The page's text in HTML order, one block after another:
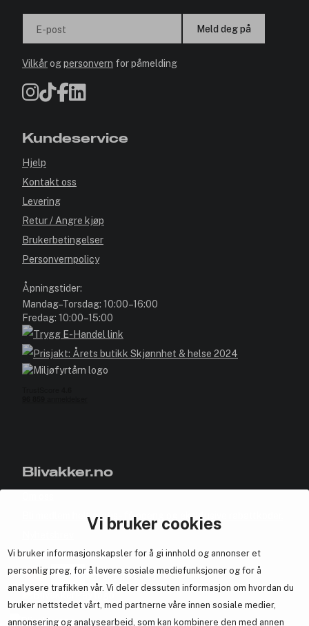
Vi bruker cookies
Vi bruker informasjonskapsler for å gi innhold og annonser et
personlig preg, for å levere sosiale mediefunksjoner og for å
analysere trafikken vår. Vi deler dessuten informasjon om hvordan du
bruker nettstedet vårt, med partnerne våre innen sosiale medier,
annonsering og analysearbeid, som kan kombinere den med annen
E-post Meld deg på
Vilkårogpersonvern for påmelding
Kundeservice
Hjelp
Kontakt oss
Levering
Retur / Angre kjøp
Brukerbetingelser
Personvernpolicy
Åpningstider:
Mandag–Torsdag: 10:00–16:00
Fredag: 10:00–15:00
Blivakker.no
Bli medlem helt gratis - få poeng og eksklusive rabattkoder.
Samarbeid med oss